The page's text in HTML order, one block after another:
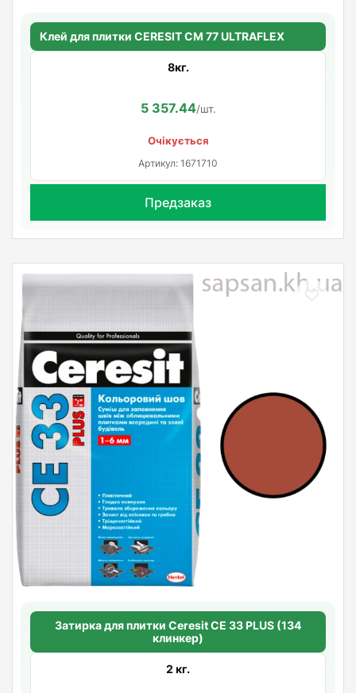
Клей для плитки CERESIT CM 77 ULTRAFLEX
8кг.
5 357.44/шт.
Очікується
Артикул: 1671710
Предзаказ
Затирка для плитки Ceresit СЕ 33 PLUS (134
клинкер)
2 кг.